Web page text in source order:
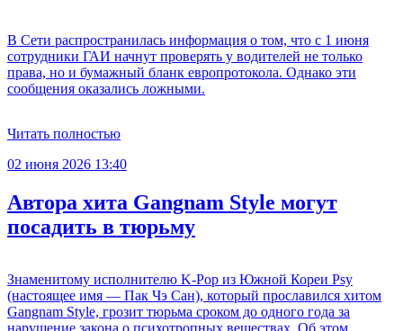
В Сети распространилась информация о том, что с 1 июня
сотрудники ГАИ начнут проверять у водителей не только
права, но и бумажный бланк европротокола. Однако эти
сообщения оказались ложными.
Читать полностью
02 июня 2026 13:40
Автора хита Gangnam Style могут
посадить в тюрьму
Знаменитому исполнителю K-Pop из Южной Кореи Psy
(настоящее имя — Пак Чэ Сан), который прославился хитом
Gangnam Style, грозит тюрьма сроком до одного года за
нарушение закона о психотропных веществах. Об этом